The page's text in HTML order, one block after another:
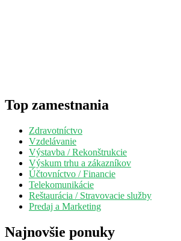
Top zamestnania
Zdravotníctvo
Vzdelávanie
Výstavba / Rekonštrukcie
Výskum trhu a zákazníkov
Účtovníctvo / Financie
Telekomunikácie
Reštaurácia / Stravovacie služby
Predaj a Marketing
Najnovšie ponuky